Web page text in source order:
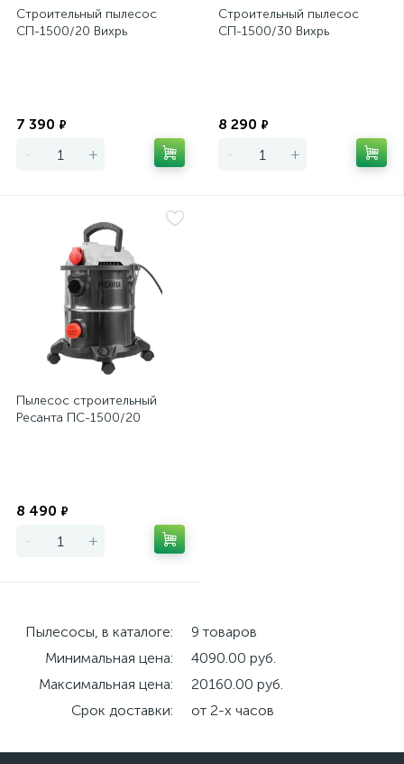
Строительный пылесос
СП-1500/20 Вихрь
7 390 ₽
- +
Строительный пылесос
СП-1500/30 Вихрь
8 290 ₽
- +
Пылесос строительный
Ресанта ПС-1500/20
8 490 ₽
- +
Пылесосы, в каталоге:
9 товаров
Минимальная цена:
4090.00 руб.
Максимальная цена:
20160.00 руб.
Срок доставки:
от 2-х часов